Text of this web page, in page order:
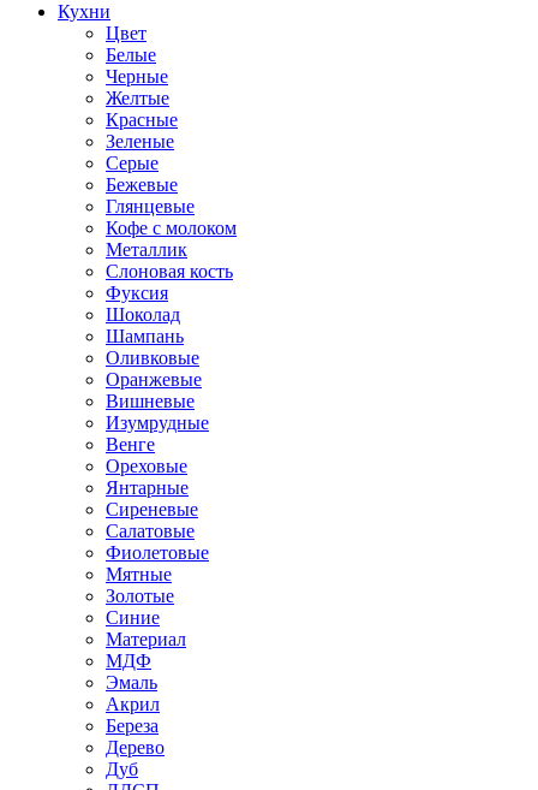
Кухни
Цвет
Белые
Черные
Желтые
Красные
Зеленые
Серые
Бежевые
Глянцевые
Кофе с молоком
Металлик
Слоновая кость
Фуксия
Шоколад
Шампань
Оливковые
Оранжевые
Вишневые
Изумрудные
Венге
Ореховые
Янтарные
Сиреневые
Салатовые
Фиолетовые
Мятные
Золотые
Синие
Материал
МДФ
Эмаль
Акрил
Береза
Дерево
Дуб